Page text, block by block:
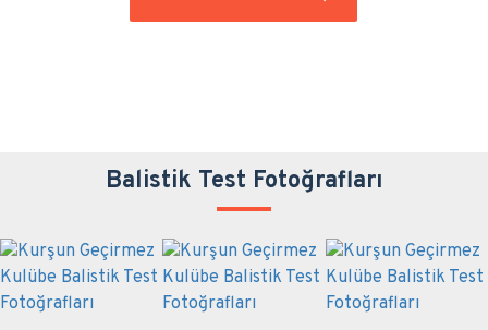
Balistik Test Fotoğrafları